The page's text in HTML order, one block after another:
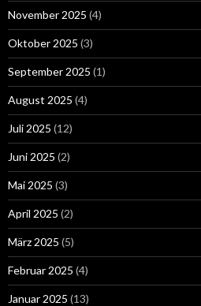
November 2025 (4)
Oktober 2025 (3)
September 2025 (1)
August 2025 (4)
Juli 2025 (12)
Juni 2025 (2)
Mai 2025 (3)
April 2025 (2)
März 2025 (5)
Februar 2025 (4)
Januar 2025 (13)